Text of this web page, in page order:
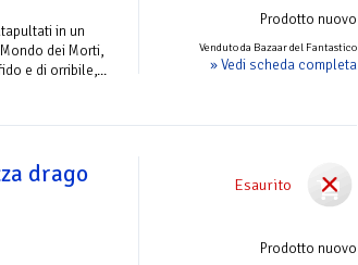
Prodotto nuovo
Venduto da Bazaar del Fantastico
» Vedi scheda completa
in un
dei Morti,
e di orribile,...
Esaurito
Prodotto nuovo
drago